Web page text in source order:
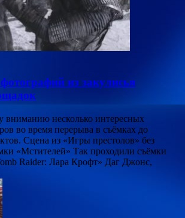
из закулисья
вниманию несколько интересных
во время перерыва в съёмках до
Сцена из «Игры престолов» без
«Мстителей» Так проходили съёмки
Raider: Лара Крофт» Даг Джонс,